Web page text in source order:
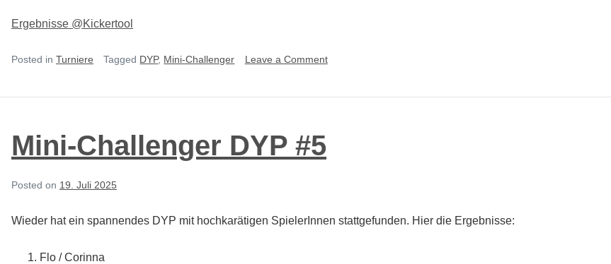
Ergebnisse @Kickertool
Posted in Turniere Tagged DYP, Mini-Challenger Leave a Commenton
Mini-Challenger DYP #5
Posted on 19. Juli 2025
Wieder hat ein spannendes DYP mit hochkarätigen SpielerInnen stattgefunden. Hier die Ergebnisse:
Flo / Corinna